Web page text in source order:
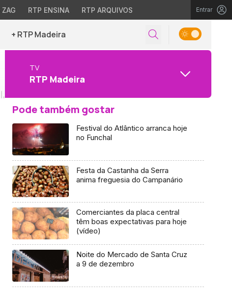
RTP ENSINA RTP ARQUIVOS Entrar
+ RTP Madeira
TV
RTP Madeira
Pode também gostar
Festival do Atlântico arranca hoje
no Funchal
Festa da Castanha da Serra
anima freguesia do Campanário
Comerciantes da placa central
têm boas expectativas para hoje
(vídeo)
Noite do Mercado de Santa Cruz
a 9 de dezembro